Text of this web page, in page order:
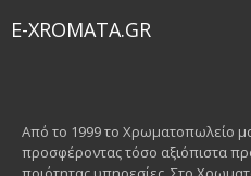
E-XROMATA.GR
Από το 1999 το Χρωματοπωλείο
προσφέροντας τόσο αξιόπιστα